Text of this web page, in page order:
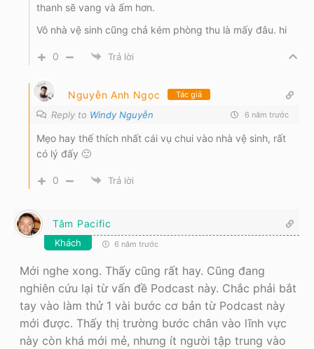
thanh sẽ vang và ấm hơn.
Vô nhà vệ sinh cũng chả kém phòng thu là mấy đâu. hi
0 Trả lời
Nguyễn Anh Ngọc Tác giả
Reply to Windy Nguyễn 6 năm trước
Mẹo hay thế thích nhất cái vụ chui vào nhà vệ sinh, rất
có lý đấy 🙂
0 Trả lời
Tâm Pacific
Khách 6 năm trước
Mới nghe xong. Thấy cũng rất hay. Cũng đang
nghiên cứu lại từ vấn đề Podcast này. Chắc phải bắt
tay vào làm thử 1 vài bước cơ bản từ Podcast này
mới được. Thấy thị trường bước chân vào lĩnh vực
này còn khá mới mẻ, nhưng ít người tập trung vào